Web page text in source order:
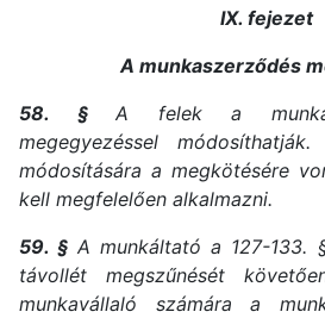
IX. fejezet
A munkaszerződés
58. § A felek a
megegyezéssel
módosítására a megkötésére
kell megfelelően alkalmazni.
59. § A munkáltató a 127-133.
távollét megszűnését
munkavállaló számára a